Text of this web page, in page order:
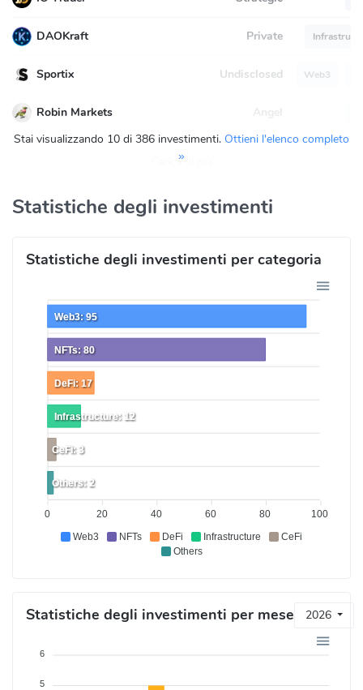
Stai visualizzando 10 di 386 investimenti. Ottieni l'elenco completo
»
DAOKraft Private
Sportix Undisclosed Web3
Robin Markets
Carica di più
Statistiche degli investimenti
Statistiche degli investimenti per categoria
Web3 NFTs DeFi Infrastructure
CeFi
Others
100
80
60
40
20
0
Web3: 95
NFTs: 80
DeFi: 17
Infrastructure: 12
CeFi: 3
Others: 2
Statistiche degli investimenti per mese 2026
6
5